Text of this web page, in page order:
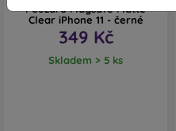
Pouzdro Magsafe Matte
Clear iPhone 11 - černé
349 Kč
Skladem > 5 ks